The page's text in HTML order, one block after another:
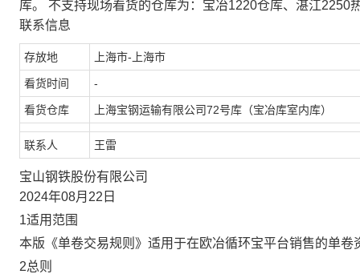
库。 不支持现场看货的仓库为：宝冶1220仓库、湛江2250
联系信息
存放地 上海市-上海市
看货时间 -
看货仓库 上海宝钢运输有限公司72号库（宝冶库室内库）
联系人 王雷
宝山钢铁股份有限公司
2024年08月22日
1适用范围
本版《单卷交易规则》适用于在欧冶循环宝平台销售的单卷
2总则